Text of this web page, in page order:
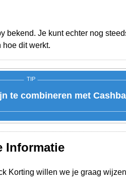
Je kunt echter nog
dit werkt.
TIP
te combineren met
Informatie
Korting willen we je graag